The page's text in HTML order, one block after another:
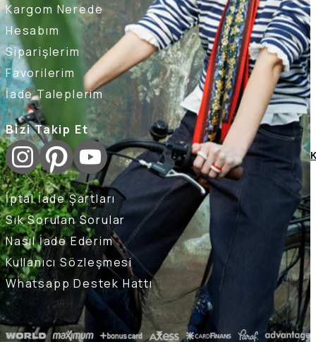
Kargom Nerede
Hesabım
Siparişlerim
Favorilerim
İade Taleplerim
Bizi Takip Et
İptal İade Şartları
Sık Sorulan Sorular
Nasıl İade Ederim
Kullanıcı Sözleşmesi
Whatsapp Destek Hattı